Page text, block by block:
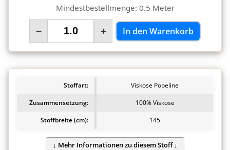
Mindestbestellmenge: 0.5 Meter
− + In den Warenkorb
Stoffart:
Viskose Popeline
Zusammensetzung:
100% Viskose
Stoffbreite (cm):
145